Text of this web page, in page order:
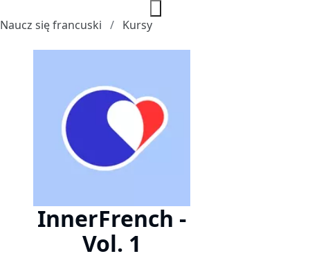
Naucz się francuski Kursy
InnerFrench -
Vol. 1